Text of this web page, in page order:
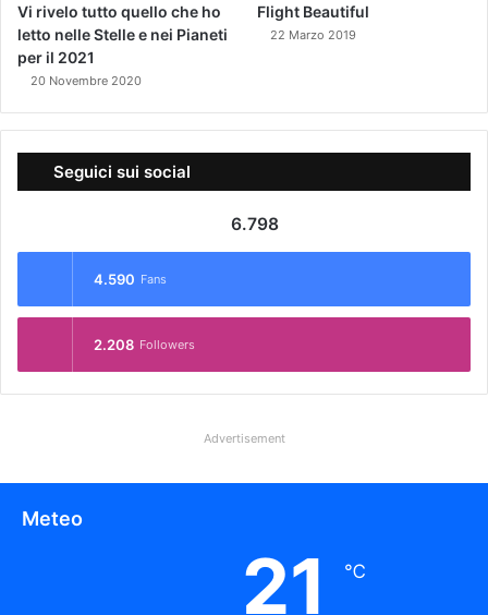
Vi rivelo tutto quello che ho
letto nelle Stelle e nei Pianeti
per il 2021
20 Novembre 2020
Flight Beautiful
22 Marzo 2019
Seguici sui social
6.798
4.590 Fans
2.208 Followers
Advertisement
Meteo
21 ℃